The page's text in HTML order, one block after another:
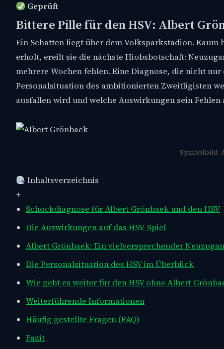
Geprüft
Bittere Pille für den HSV: Albert
Ein Schatten liegt über dem Volksparkstadion.
erholt, ereilt sie die nächste Hiobsbotschaft:
mehrere Wochen fehlen. Eine Diagnose, die nicht
Personalsituation des ambitionierten Zweitligisten
ausfallen wird und welche Auswirkungen sein
Symbolbild:
Inhaltsverzeichnis
+
Schockdiagnose für Albert Grönbaek und den HSV
Die Auswirkungen auf das HSV-Spiel
Albert Grönbaek: Ein vielversprechender
Die Personalsituation des HSV im Überblick
Wie geht es weiter für den HSV ohne Albert
Weiterführende Informationen
Häufig gestellte Fragen (FAQ)
Fazit